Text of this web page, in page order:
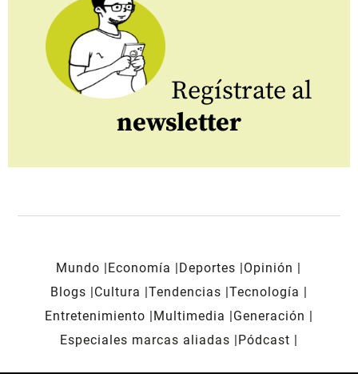
Regístrate al
newsletter
Mundo Economía Deportes
Opinión
Blogs
Cultura Tendencias Tecnología
Entretenimiento
Multimedia
Generación
Especiales marcas aliadas
Pódcast